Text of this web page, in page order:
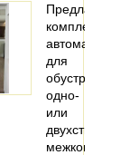
Предлагаем
комплекты
автоматики
для
обустройства
одно-
или
двухстворчатых
межкомнатных